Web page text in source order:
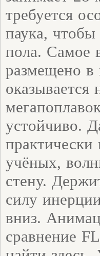
требуется
паука,
пола. Самое
размещено в
устойчиво.
практически
учёных,
стену.
силу
вниз.
сравнение